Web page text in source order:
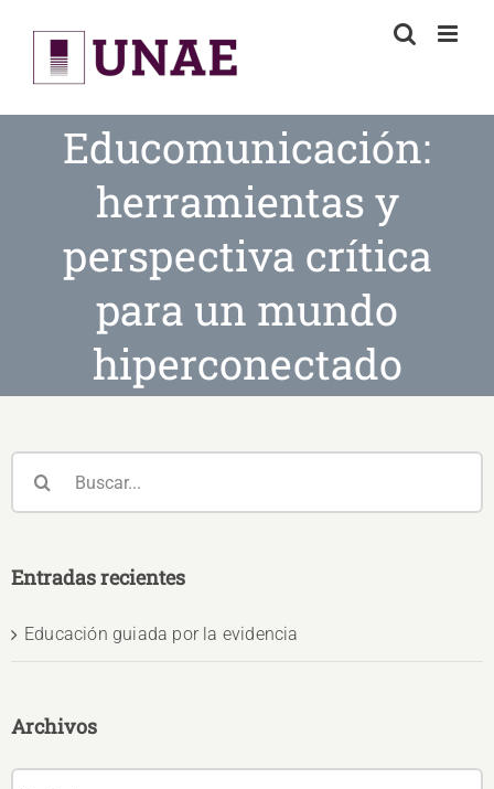
content
Educomunicación:
herramientas y
perspectiva crítica
para un mundo
hiperconectado
Entradas recientes
Educación guiada por la evidencia
Archivos